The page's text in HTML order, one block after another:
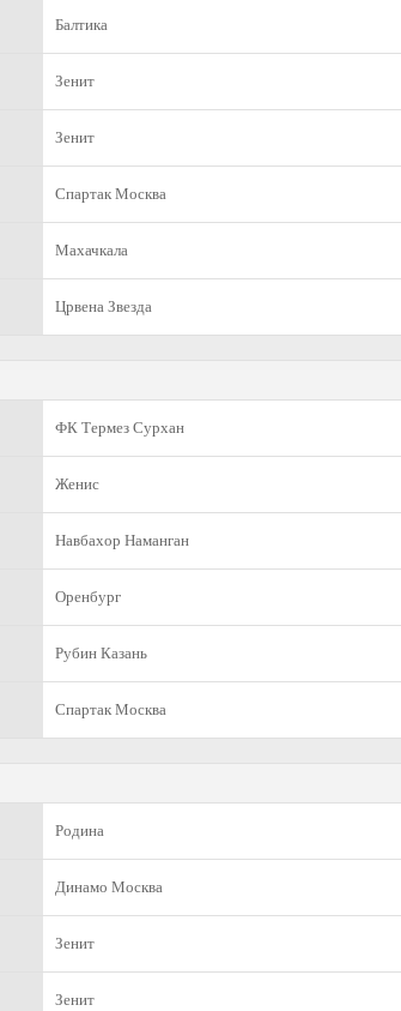
Балтика
Зенит
Зенит
Спартак Москва
Махачкала
Црвена Звезда
ФК Термез Сурхан
Женис
Навбахор Наманган
Оренбург
Рубин Казань
Спартак Москва
Родина
Динамо Москва
Зенит
Зенит